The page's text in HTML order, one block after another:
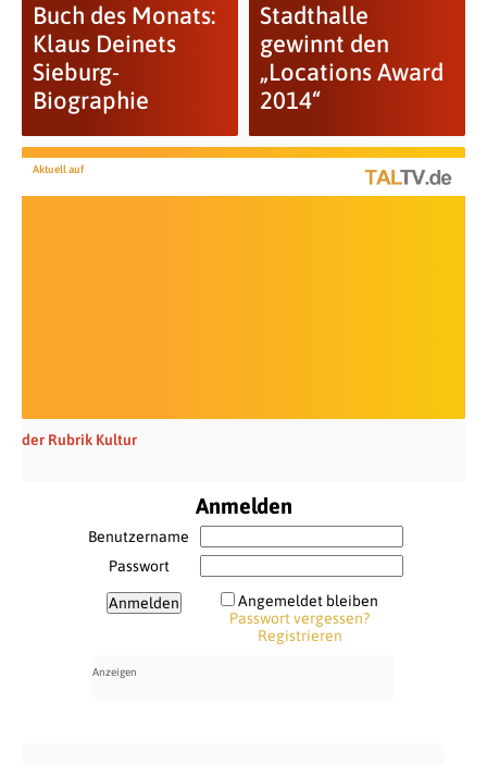
Buch des Monats:
Klaus Deinets
Sieburg-
Biographie
Stadthalle
gewinnt den
„Locations Award
2014“
Aktuell auf
der Rubrik Kultur
Anmelden
Benutzername
Passwort
Angemeldet bleiben
Passwort vergessen?
Registrieren